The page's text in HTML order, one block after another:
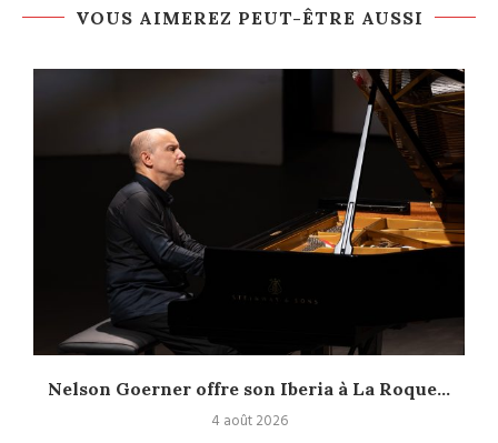
VOUS AIMEREZ PEUT-ÊTRE AUSSI
Nelson Goerner offre son Iberia à La Roque...
4 août 2026